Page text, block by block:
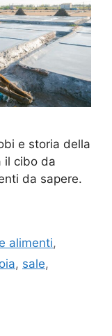
e storia della
il cibo da
da sapere.
alimenti,
, sale,